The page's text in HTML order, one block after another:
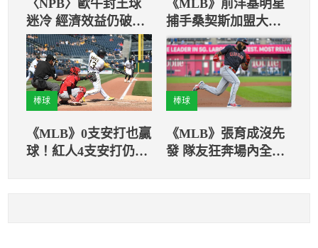
〈NPB〉歐牛封王球
迷冷 經濟效益仍破百
億
《MLB》前洋基明星
捕手桑契斯加盟大都
會！
棒球
《MLB》0支安打也贏
球！紅人4支安打仍輸
棒球
《MLB》張育成沒先
發 隊友狂奔場內全壘